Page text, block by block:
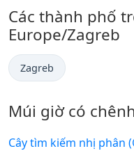
Các thành phố
Europe/Zagreb
Zagreb
Múi giờ có
Cây tìm kiếm nhị phân